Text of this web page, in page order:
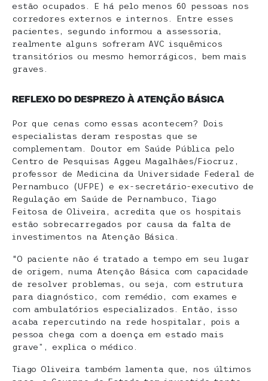
estão ocupados. E há pelo menos 60 pessoas nos
corredores externos e internos. Entre esses
pacientes, segundo informou a assessoria,
realmente alguns sofreram AVC isquêmicos
transitórios ou mesmo hemorrágicos, bem mais
graves.
REFLEXO DO DESPREZO À ATENÇÃO BÁSICA
Por que cenas como essas acontecem? Dois
especialistas deram respostas que se
complementam. Doutor em Saúde Pública pelo
Centro de Pesquisas Aggeu Magalhães/Fiocruz,
professor de Medicina da Universidade Federal de
Pernambuco (UFPE) e ex-secretário-executivo de
Regulação em Saúde de Pernambuco, Tiago
Feitosa de Oliveira, acredita que os hospitais
estão sobrecarregados por causa da falta de
investimentos na Atenção Básica.
“O paciente não é tratado a tempo em seu lugar
de origem, numa Atenção Básica com capacidade
de resolver problemas, ou seja, com estrutura
para diagnóstico, com remédio, com exames e
com ambulatórios especializados. Então, isso
acaba repercutindo na rede hospitalar, pois a
pessoa chega com a doença em estado mais
grave”, explica o médico.
Tiago Oliveira também lamenta que, nos últimos